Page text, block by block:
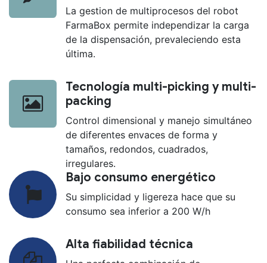
La gestion de multiprocesos del robot
FarmaBox permite independizar la carga
de la dispensación, prevaleciendo esta
última.
Tecnología multi-picking y multi-
packing
Control dimensional y manejo simultáneo
de diferentes envaces de forma y
tamaños, redondos, cuadrados,
irregulares.
Bajo consumo energético
Su simplicidad y ligereza hace que su
consumo sea inferior a 200 W/h
Alta fiabilidad técnica